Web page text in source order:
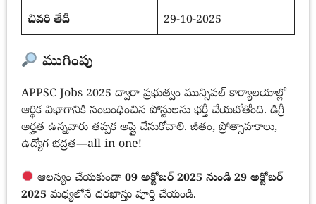
చివరి తేదీ
29-10-2025
ముగింపు
APPSC Jobs 2025 ద్వారా ప్రభుత్వం మున్సిపల్ కార్యాలయాల్లో
ఆర్థిక విభాగానికి సంబంధించిన పోస్టులను భర్తీ చేయబోతోంది. డిగ్రీ
అర్హత ఉన్నవారు తప్పక అప్లై చేసుకోవాలి. జీతం, ప్రోత్సాహకాలు,
ఉద్యోగ భద్రత—all in one!
ఆలస్యం చేయకుండా09 అక్టోబర్ 2025 నుండి 29 అక్టోబర్
2025 మధ్యలోనే దరఖాస్తు పూర్తి చేయండి.